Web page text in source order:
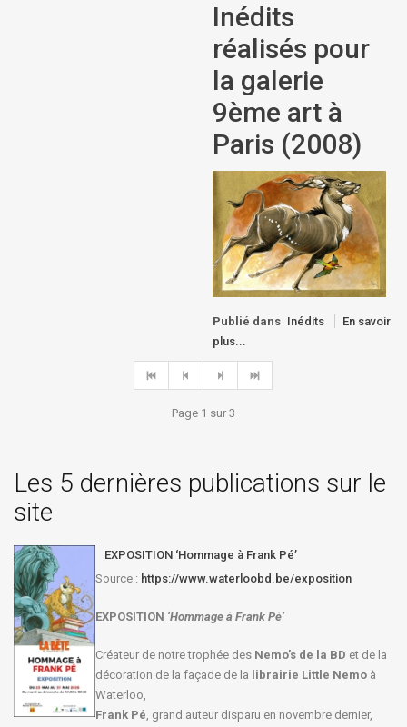
Inédits
réalisés pour
la galerie
9ème art à
Paris (2008)
Publié dans Inédits
En savoir
plus...
Page 1 sur 3
Les 5 dernières publications sur le
site
EXPOSITION ‘Hommage à Frank Pé’
Source : https://www.waterloobd.be/exposition
EXPOSITION ‘Hommage à Frank Pé’
Créateur de notre trophée des Nemo’s de la BD et de la
décoration de la façade de la librairie Little Nemo à
Waterloo,
Frank Pé, grand auteur disparu en novembre dernier,